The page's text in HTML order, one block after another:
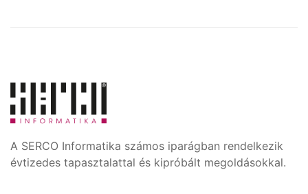
A SERCO Informatika számos iparágban rendelkezik
évtizedes tapasztalattal és kipróbált megoldásokkal.